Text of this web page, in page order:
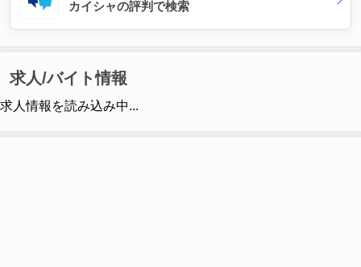
カイシャの評判で検索
求人/バイト情報
求人情報を読み込み中...